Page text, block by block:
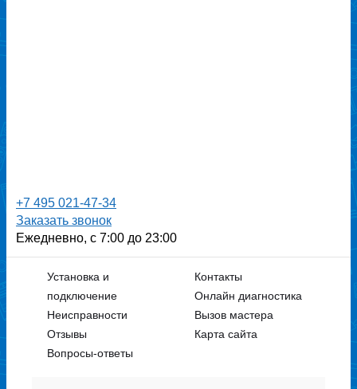
+7 495 021-47-34
Заказать звонок
Ежедневно, с 7:00 до 23:00
Установка и
подключение
Неисправности
Отзывы
Вопросы-ответы
Контакты
Онлайн диагностика
Вызов мастера
Карта сайта